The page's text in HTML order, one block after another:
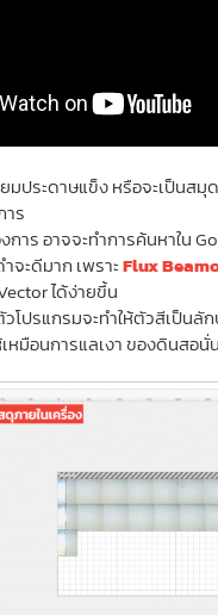
มประดาษแข็ง หรือจะเป็นส
ร
าร อาจจะทำการค้นหาใน
จะดีมาก เพราะFlux
ได้ง่ายขึ้น
โปรแกรมจะทำให้ตัวสีเป็นลั
หมือนการแลเงา ของดินสอนั่